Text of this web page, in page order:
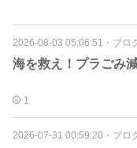
2026-08-03 05:06:51 ・ ブロ
海を救え！プラごみ
1
2026-07-31 00:59:20 ・ ブロ